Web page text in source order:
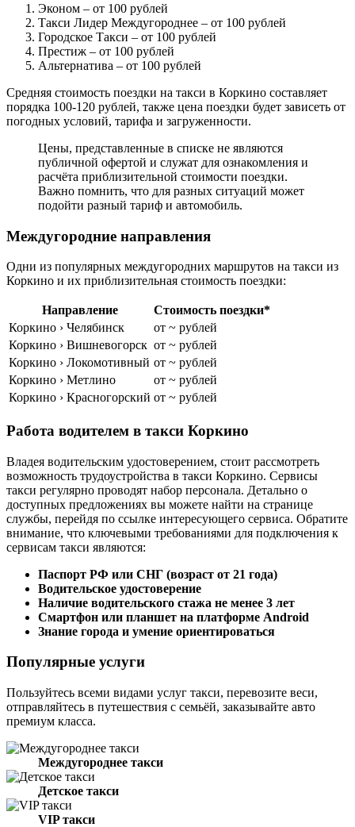
Эконом – от 100 рублей
Такси Лидер Междугороднее – от 100 рублей
Городское Такси – от 100 рублей
Престиж – от 100 рублей
Альтернатива – от 100 рублей
Средняя стоимость поездки на такси в Коркино составляет
порядка 100-120 рублей, также цена поездки будет зависеть от
погодных условий, тарифа и загруженности.
Цены, представленные в списке не являются
публичной офертой и служат для ознакомления и
расчёта приблизительной стоимости поездки.
Важно помнить, что для разных ситуаций может
подойти разный тариф и автомобиль.
Междугородние направления
Одни из популярных междугородних маршрутов на такси из
Коркино и их приблизительная стоимость поездки:
Направление
Стоимость поездки*
Коркино › Челябинск
от ~ рублей
Коркино › Вишневогорск от ~ рублей
Коркино › Локомотивный от ~ рублей
Коркино › Метлино
от ~ рублей
Коркино › Красногорский от ~ рублей
Работа водителем в такси Коркино
Владея водительским удостоверением, стоит рассмотреть
возможность трудоустройства в такси Коркино. Сервисы
такси регулярно проводят набор персонала. Детально о
доступных предложениях вы можете найти на странице
службы, перейдя по ссылке интересующего сервиса. Обратите
внимание, что ключевыми требованиями для подключения к
сервисам такси являются:
Паспорт РФ или СНГ (возраст от 21 года)
Водительское удостоверение
Наличие водительского стажа не менее 3 лет
Смартфон или планшет на платформе Android
Знание города и умение ориентироваться
Популярные услуги
Пользуйтесь всеми видами услуг такси, перевозите веси,
отправляйтесь в путешествия с семьёй, заказывайте авто
премиум класса.
Междугороднее такси
Детское такси
VIP такси